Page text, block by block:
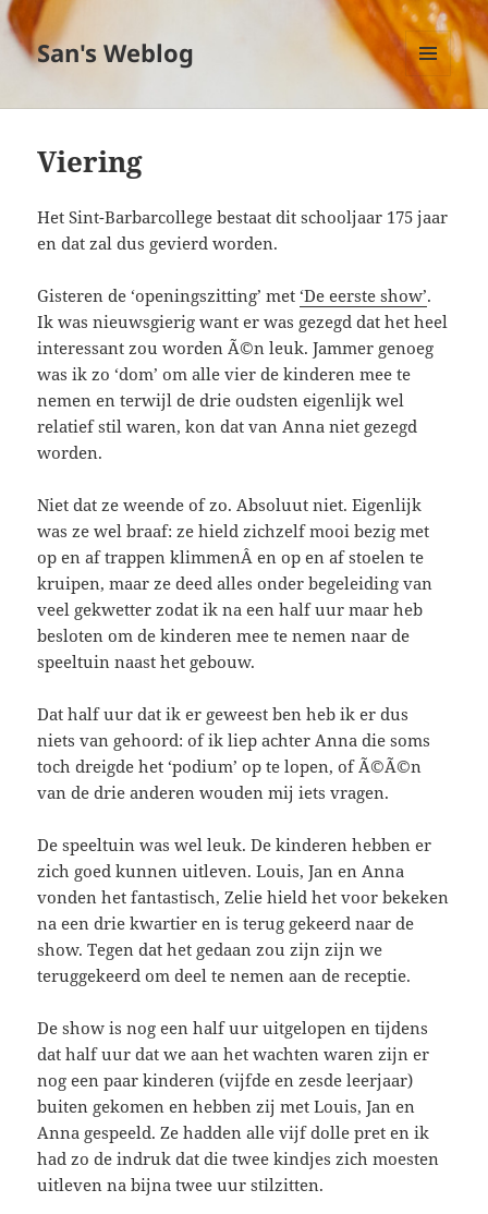
San's Weblog
MENU
EN
Viering
Het Sint-Barbarcollege bestaat dit schooljaar 175 jaar
en dat zal dus gevierd worden.
Gisteren de ‘openingszitting’ met ‘De eerste show’.
Ik was nieuwsgierig want er was gezegd dat het heel
interessant zou worden Ã©n leuk. Jammer genoeg
was ik zo ‘dom’ om alle vier de kinderen mee te
nemen en terwijl de drie oudsten eigenlijk wel
relatief stil waren, kon dat van Anna niet gezegd
worden.
Niet dat ze weende of zo. Absoluut niet. Eigenlijk
was ze wel braaf: ze hield zichzelf mooi bezig met
op en af trappen klimmenÂ en op en af stoelen te
kruipen, maar ze deed alles onder begeleiding van
veel gekwetter zodat ik na een half uur maar heb
besloten om de kinderen mee te nemen naar de
speeltuin naast het gebouw.
Dat half uur dat ik er geweest ben heb ik er dus
niets van gehoord: of ik liep achter Anna die soms
toch dreigde het ‘podium’ op te lopen, of Ã©Ã©n
van de drie anderen wouden mij iets vragen.
De speeltuin was wel leuk. De kinderen hebben er
zich goed kunnen uitleven. Louis, Jan en Anna
vonden het fantastisch, Zelie hield het voor bekeken
na een drie kwartier en is terug gekeerd naar de
show. Tegen dat het gedaan zou zijn zijn we
teruggekeerd om deel te nemen aan de receptie.
De show is nog een half uur uitgelopen en tijdens
dat half uur dat we aan het wachten waren zijn er
nog een paar kinderen (vijfde en zesde leerjaar)
buiten gekomen en hebben zij met Louis, Jan en
Anna gespeeld. Ze hadden alle vijf dolle pret en ik
had zo de indruk dat die twee kindjes zich moesten
uitleven na bijna twee uur stilzitten.